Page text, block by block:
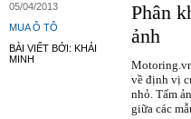
05/04/2013
MUA Ô TÔ
BÀI VIẾT BỞI: KHẢI
MINH
Phân
ảnh
về định vị
nhỏ. Tấm
giữa các